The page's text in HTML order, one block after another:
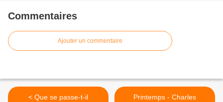
Commentaires
Ajouter un commentaire
< Que se passe-t-il
Printemps - Charles